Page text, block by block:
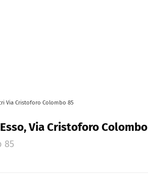
Via Cristoforo Colombo 85
Via Cristoforo
85